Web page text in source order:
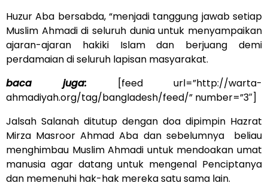
Huzur Aba bersabda, “menjadi tanggung jawab setiap
Muslim Ahmadi di seluruh dunia untuk menyampaikan
ajaran-ajaran hakiki Islam dan berjuang demi
perdamaian di seluruh lapisan masyarakat.
baca juga: [feed url=”http://warta-
ahmadiyah.org/tag/bangladesh/feed/” number=”3″]
Jalsah Salanah ditutup dengan doa dipimpin Hazrat
Mirza Masroor Ahmad Aba dan sebelumnya beliau
menghimbau Muslim Ahmadi untuk mendoakan umat
manusia agar datang untuk mengenal Penciptanya
dan memenuhi hak-hak mereka satu sama lain.